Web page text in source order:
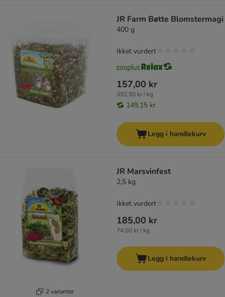
JR Farm Bøtte Blomstermagi
400 g
157,00 kr
392,50 kr / kg
149,15 kr
Ikket vurdert
Legg i handlekurv
2 varianter
JR Marsvinfest
2,5 kg
185,00 kr
74,00 kr / kg
Ikket vurdert
Legg i handlekurv